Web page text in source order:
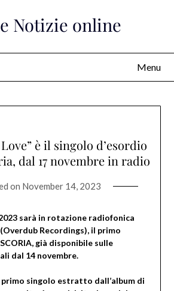
Notizie online
Menu
è il singolo d’esordio
dal 17 novembre in radio
on November 14, 2023
sarà in rotazione radiofonica
(Overdub Recordings), il primo
già disponibile sulle
dal 14 novembre.
primo singolo estratto dall’album di